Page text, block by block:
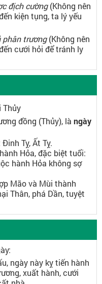
địch cường(Không nên
kiện tụng, ta lý yếu
trương(Không nên
cưới hỏi để tránh ly
Thủy
đồng (Thủy), là ngày
Tỵ, Ất Tỵ.
Hỏa, đặc biệt tuổi:
hành Hỏa không sợ
Mão và Mùi thành
Thân, phá Dần, tuyệt
ngày này kỵ tiến hành
xuất hành, cưới